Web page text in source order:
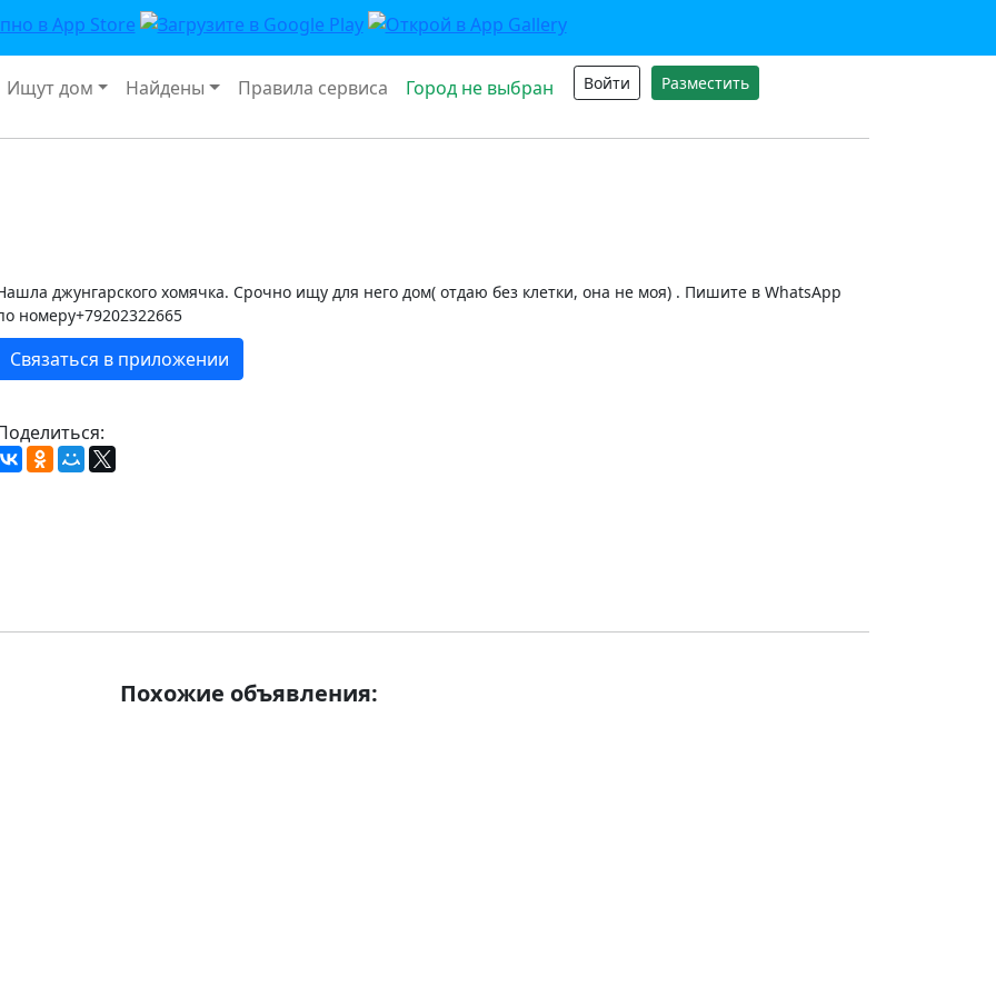
Ищут дом Найдены Правила сервиса Город не выбран Войти Разместить
джунгарского хомячка. Срочно ищу для него дом( отдаю без клетки, она не моя) . Пишите в WhatsApp
номеру+79202322665
Связаться в приложении
Похожие объявления: